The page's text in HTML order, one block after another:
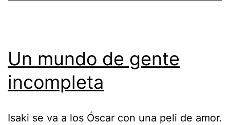
Un mundo de gente
incompleta
Isaki se va a los Óscar con una peli de amor.